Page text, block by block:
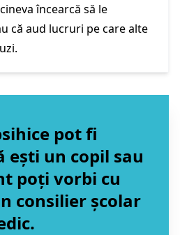
încearcă să le
că aud lucruri pe care alte
pot fi
ești un copil sau
poți vorbi cu
consilier școlar